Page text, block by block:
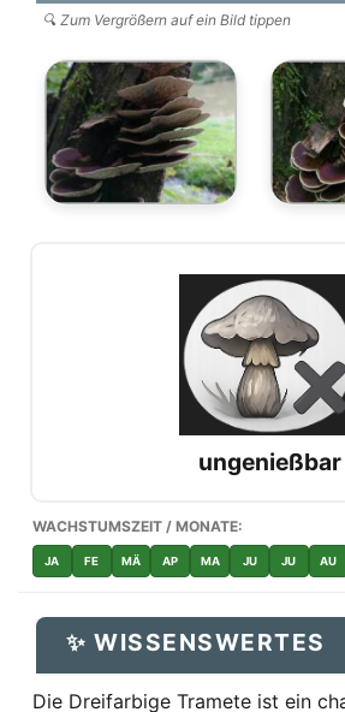
🔍 Zum Vergrößern auf ein Bild tippen
ungenießbar
WACHSTUMSZEIT / MONATE:
JA FE MÄ AP MA JU JU AU
✨ WISSENSWERTES
Die Dreifarbige Tramete ist ein